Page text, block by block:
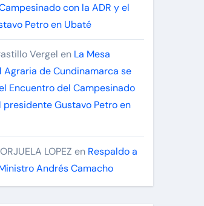
con la ADR y el
Petro en Ubaté
Vergel en La Mesa
Agraria de Cundinamarca se
Encuentro del Campesinado
presidente Gustavo Petro en
LOPEZ en Respaldo a
Andrés Camacho